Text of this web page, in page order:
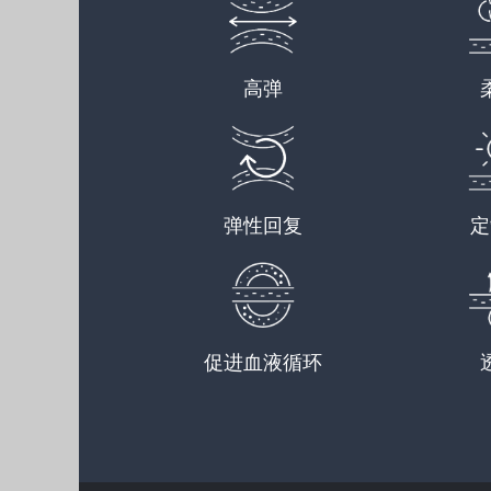
高弹
弹性回复
促进血液循环